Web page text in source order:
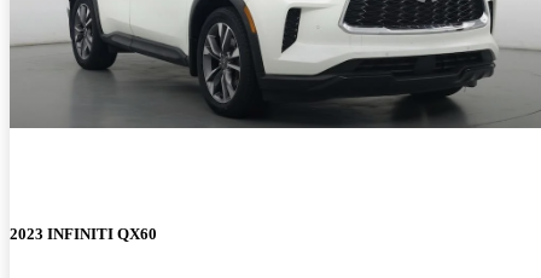
2023 INFINITI QX60